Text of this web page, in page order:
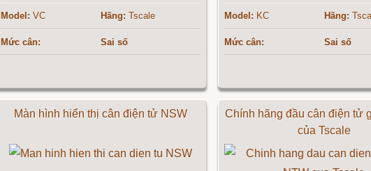
Model: VC Hãng: Tscale
Mức cân: Sai số
Model: KC Hãng:
Mức cân: Sai số
Màn hình hiển thị cân điện tử NSW
Chính hãng đầu cân điện tử
của Tscale